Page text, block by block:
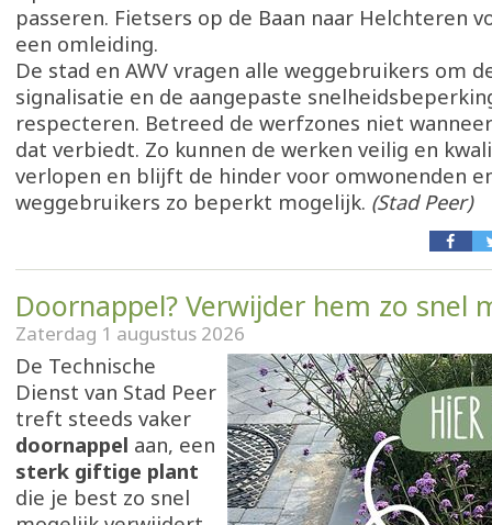
passeren. Fietsers op de Baan naar Helchteren
een omleiding.
De stad en AWV vragen alle weggebruikers om
signalisatie en de aangepaste
respecteren. Betreed de werfzones niet
dat verbiedt. Zo kunnen de werken veilig en
verlopen en blijft de hinder voor omwonenden
weggebruikers zo beperkt mogelijk. (Stad Peer)
Doornappel? Verwijder hem zo snel
Zaterdag 1 augustus 2026
De Technische
Dienst van Stad Peer
treft steeds vaker
doornappel aan, een
sterk giftige plant
die je best zo snel